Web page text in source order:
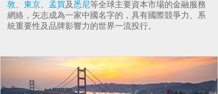
敦、 東京、 孟買及悉尼等全球主要資本市場的金融服務
網絡，矢志成為一家中國名字的，具有國際競爭力、系
統重要性及品牌影響力的世界一流投行。